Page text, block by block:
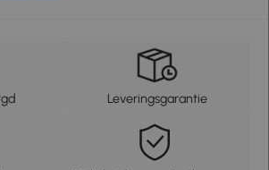
Leveringsgarantie